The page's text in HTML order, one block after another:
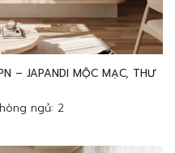
– JAPANDI MỘC MẠC, THƯ
ngủ: 2